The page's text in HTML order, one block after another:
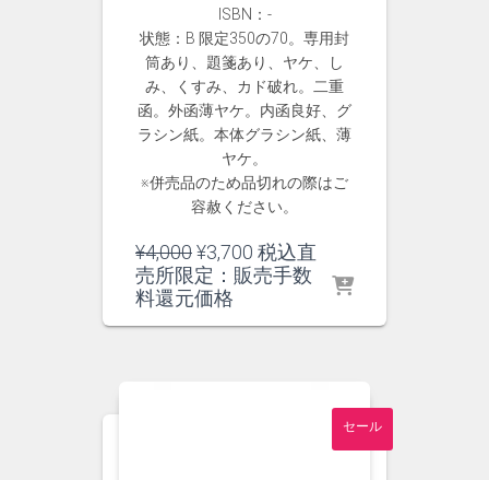
ISBN：-
状態：B 限定350の70。専用封
筒あり、題箋あり、ヤケ、し
み、くすみ、カド破れ。二重
函。外函薄ヤケ。内函良好、グ
ラシン紙。本体グラシン紙、薄
ヤケ。
※併売品のため品切れの際はご
容赦ください。
¥4,000元
の
価
¥3,700 現
在
税込直
売所限定：販売手数
料還元価格
セール